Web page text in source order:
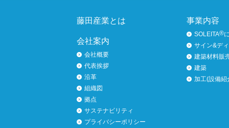
藤田産業とは
会社案内
会社概要
代表挨拶
沿革
組織図
拠点
サステナビリティ
プライバシーポリシー
事業内容
SOLEITA®
サイン&デ
建築材料販
建築
加工(設備紹